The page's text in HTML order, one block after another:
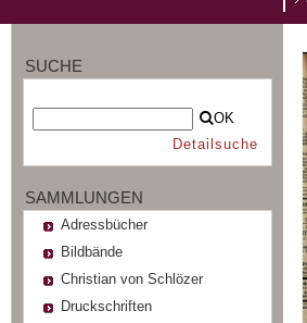
SUCHE
OK
Detailsuche
SAMMLUNGEN
Adressbücher
Bildbände
Christian von Schlözer
Druckschriften